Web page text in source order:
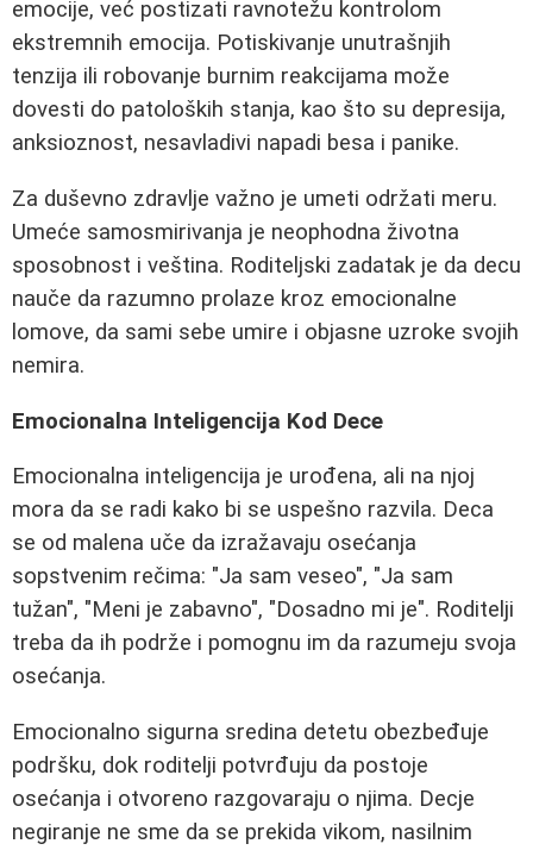
emocije, već postizati ravnotežu kontrolom
ekstremnih emocija. Potiskivanje unutrašnjih
tenzija ili robovanje burnim reakcijama može
dovesti do patoloških stanja, kao što su depresija,
anksioznost, nesavladivi napadi besa i panike.
Za duševno zdravlje važno je umeti održati meru.
Umeće samosmirivanja je neophodna životna
sposobnost i veština. Roditeljski zadatak je da decu
nauče da razumno prolaze kroz emocionalne
lomove, da sami sebe umire i objasne uzroke svojih
nemira.
Emocionalna Inteligencija Kod Dece
Emocionalna inteligencija je urođena, ali na njoj
mora da se radi kako bi se uspešno razvila. Deca
se od malena uče da izražavaju osećanja
sopstvenim rečima: "Ja sam veseo", "Ja sam
tužan", "Meni je zabavno", "Dosadno mi je". Roditelji
treba da ih podrže i pomognu im da razumeju svoja
osećanja.
Emocionalno sigurna sredina detetu obezbeđuje
podršku, dok roditelji potvrđuju da postoje
osećanja i otvoreno razgovaraju o njima. Decje
negiranje ne sme da se prekida vikom, nasilnim